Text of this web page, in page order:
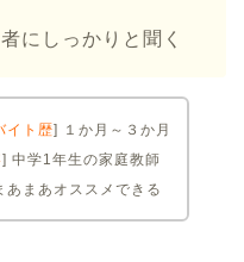
にしっかりと聞く
イト歴] １か月～３か月
] 中学1年生の家庭教師
あまあオススメできる